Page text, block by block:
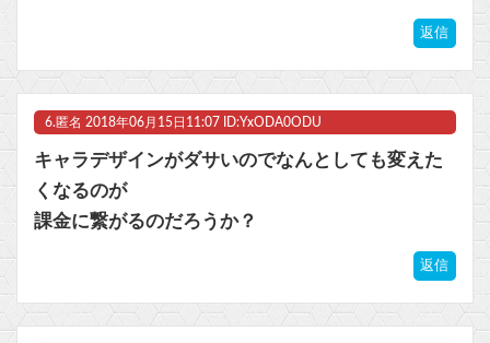
返信
6. 匿名 2018年06月15日11:07 ID:YxODA0ODU
キャラデザインがダサいのでなんとしても変えた
くなるのが
課金に繋がるのだろうか？
返信